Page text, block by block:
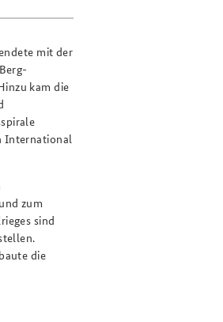
mit der
kam die
International
zum
sind
die